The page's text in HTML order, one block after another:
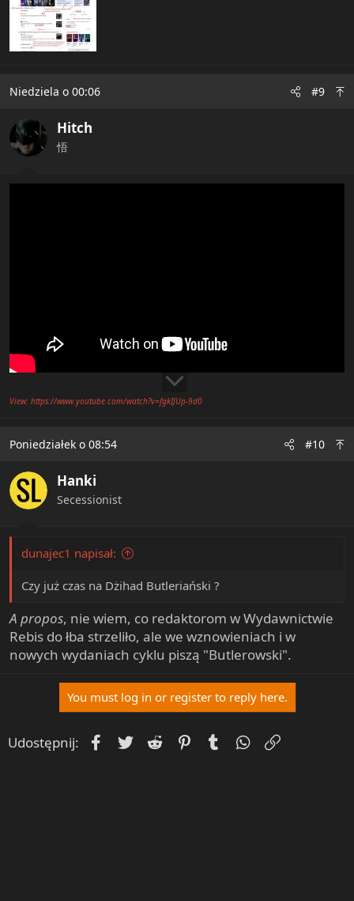
Niedziela o 00:06 #9
Hitch
悟
View: https://www.youtube.com/watch?v=fgkIJUp-9d0
Poniedziałek o 08:54 #10
Hanki
Secessionist
dunajec1 napisał:
Czy już czas na Dżihad Butleriański ?
A propos, nie wiem, co redaktorom w Wydawnictwie
Rebis do łba strzeliło, ale we wznowieniach i w
nowych wydaniach cyklu piszą "Butlerowski".
You must log in or register to reply here.
Udostępnij: Facebook
Twitter Reddit PinterestTumblrWhatsApp